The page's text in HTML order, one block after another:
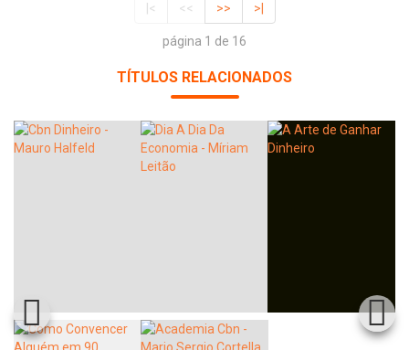
|< << >> >|
página 1 de 16
TÍTULOS RELACIONADOS